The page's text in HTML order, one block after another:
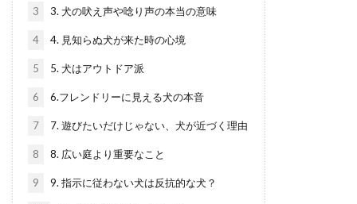
3 3. 犬の吠え声や唸り声の本当の意味
4 4. 見知らぬ犬が来た時の心境
5 5. 犬はアウトドア派
6 6.フレンドリーに見える犬の本音
7 7. 遊びたいだけじゃない、犬が近づく理由
8 8. 広い庭より重要なこと
9 9. 指示に従わない犬は反抗的な犬？